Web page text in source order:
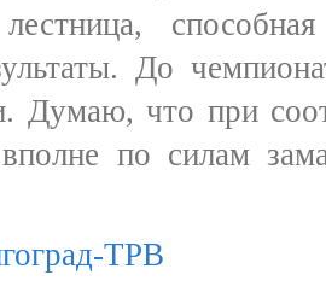
До
Думаю, что при
по силам
ТРВ